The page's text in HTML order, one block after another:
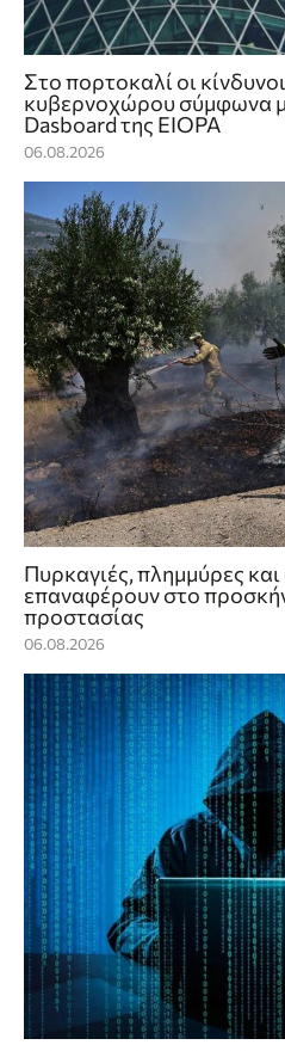
Στο πορτοκαλί οι
κυβερνοχώρου σύμφωνα
Dasboard της EIOPA
06.08.2026
Πυρκαγιές, πλημμύρες
επαναφέρουν στο
προστασίας
06.08.2026